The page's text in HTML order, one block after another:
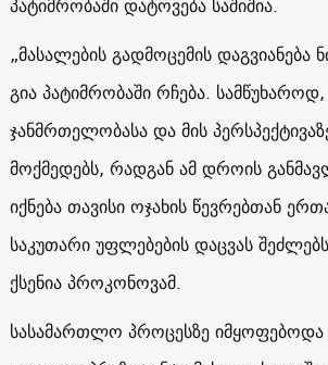
„მასალების გადმოცემის დაგვიანება
გია პატიმრობაში რჩება. სამწუხაროდ,
ჯანმრთელობასა და მის
მოქმედებს, რადგან ამ დროის
იქნება თავისი ოჯახის წევრებთან
საკუთარი უფლებების დაცვას
ქსენია პროკონოვამ.
სასამართლო პროცესზე